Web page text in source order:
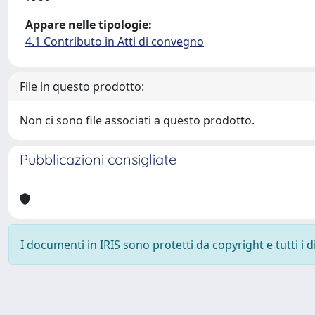
Appare nelle tipologie:
4.1 Contributo in Atti di convegno
File in questo prodotto:
Non ci sono file associati a questo prodotto.
Pubblicazioni consigliate
I documenti in IRIS sono protetti da copyright e tutti i